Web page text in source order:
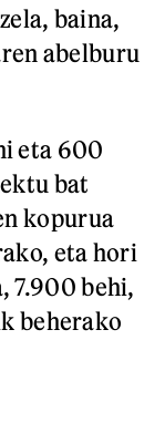
baina,
abelburu
eta 600
bat
kopurua
eta hori
7.900 behi,
beherako